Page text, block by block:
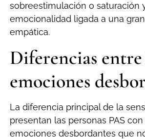
sobreestimulación o saturación
emocionalidad ligada a una
empática.
Diferencias
emociones
La diferencia principal de la
presentan las personas PAS con
emociones desbordantes que